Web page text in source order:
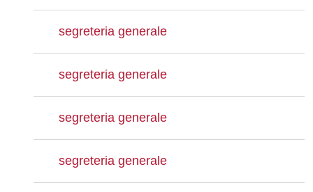
segreteria generale
segreteria generale
segreteria generale
segreteria generale